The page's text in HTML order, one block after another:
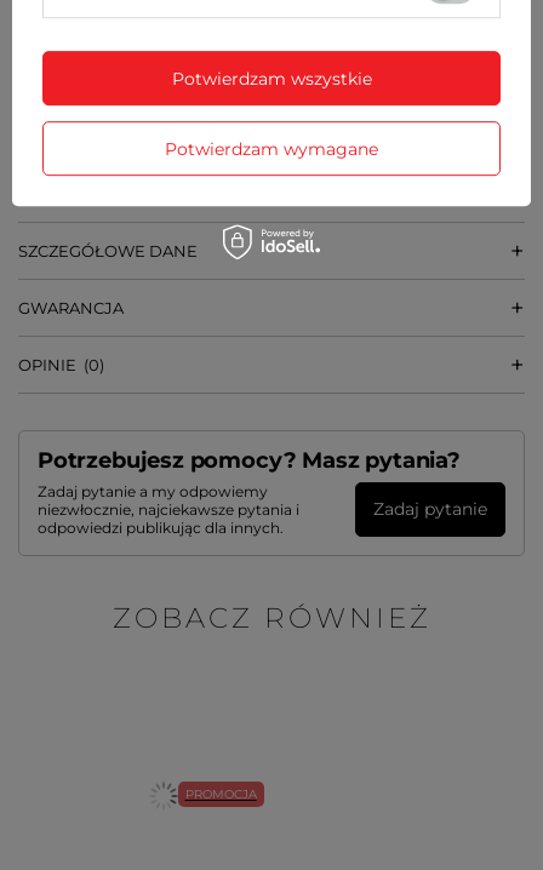
36 mm
SZEROKOŚĆ BRANSOLETY PRZY KOPERCIE
18 mm
SZCZEGÓŁOWE DANE
GWARANCJA
OPINIE (0)
Potrzebujesz pomocy? Masz pytania?
Zadaj pytanie a my odpowiemy
niezwłocznie, najciekawsze pytania i
odpowiedzi publikując dla innych.
Zadaj pytanie
ZOBACZ RÓWNIEŻ
PROMOCJA
Potwierdzam wymagane
Potwierdzam wszystkie